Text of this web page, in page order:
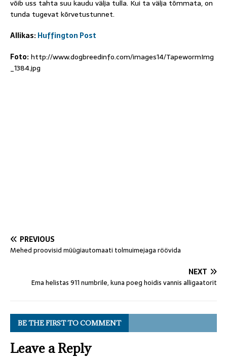
võib uss tahta suu kaudu välja tulla. Kui ta välja tõmmata, on
tunda tugevat kõrvetustunnet.
Allikas:Huffington Post
Foto:http://www.dogbreedinfo.com/images14/TapewormImg
_1384.jpg
PREVIOUS
Mehed proovisid müügiautomaati tolmuimejaga röövida
NEXT
Ema helistas 911 numbrile, kuna poeg hoidis vannis alligaatorit
BE THE FIRST TO COMMENT
Leave a Reply